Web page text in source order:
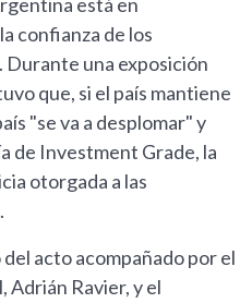
está en
confianza de los
una exposición
que, si el país mantiene
"se va a desplomar" y
de Investment Grade, la
otorgada a las
acto acompañado por el
Adrián Ravier, y el